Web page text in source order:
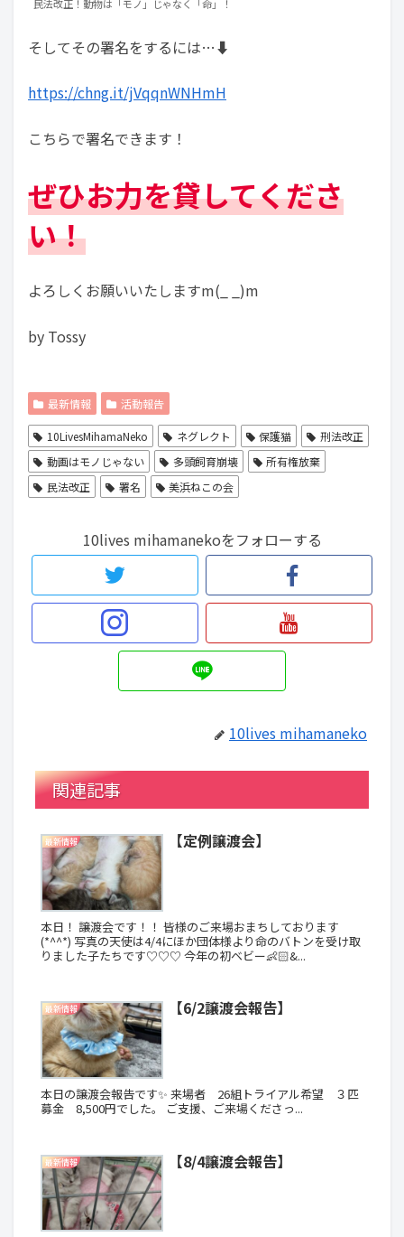
民法改正！動物は「モノ」じゃなく「命」！
そしてその署名をするには…⬇️
https://chng.it/jVqqnWNHmH
こちらで署名できます！
ぜひお力を貸してくださ
い！
よろしくお願いいたしますm(_ _)m
by Tossy
最新情報 活動報告
10LivesMihamaNeko ネグレクト 保護猫
刑法改正
動画はモノじゃない
多頭飼育崩壊
所有権放棄
民法改正
署名 美浜ねこの会
10lives mihamanekoをフォローする
10lives mihamaneko
関連記事
最新情報 【定例譲渡会】
本日！ 譲渡会です！！ 皆様のご来場おまちしております
(*^^*) 写真の天使は4/4にほか団体様より命のバトンを受け取
りました子たちです♡♡♡ 今年の初ベビー👶🏻&...
最新情報 【6/2譲渡会報告】
本日の譲渡会報告です✨ 来場者 26組トライアル希望 ３匹
募金 8,500円でした。 ご支援、ご来場くださっ...
最新情報 【8/4譲渡会報告】